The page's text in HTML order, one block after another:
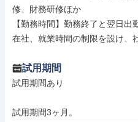
修、財務研修ほか
【勤務時間】勤務終了と翌日出
在社、就業時間の制限を設け、
試用期間
試用期間あり
試用期間3ヶ月。